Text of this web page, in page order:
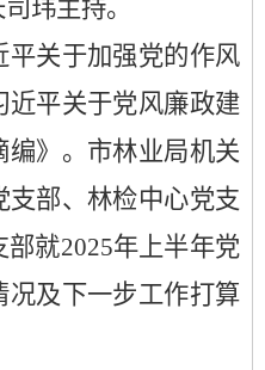
司玮主持。
平关于加强党的作风
近平关于党风廉政建
》。 市林业局机关
支部、林检中心党支
部就2025年 上半年党
况及下一步工作打算